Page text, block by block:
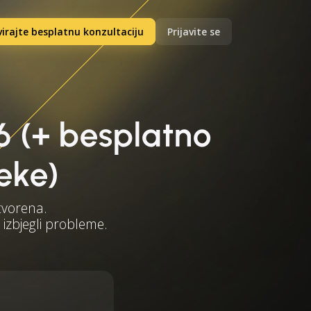
besplatnu konzultaciju Prijavite se
(+ besplatno
probleme.